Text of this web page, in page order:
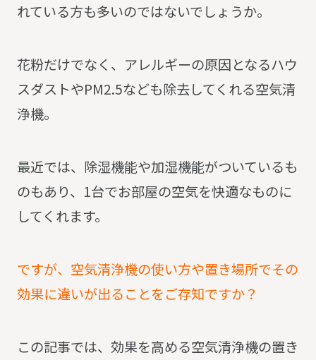
れている方も多いのではないでしょうか。
花粉だけでなく、アレルギーの原因となるハウ
スダストやPM2.5なども除去してくれる空気清
浄機。
最近では、除湿機能や加湿機能がついているも
のもあり、1台でお部屋の空気を快適なものに
してくれます。
ですが、空気清浄機の使い方や置き場所でその
効果に違いが出ることをご存知ですか？
この記事では、効果を高める空気清浄機の置き